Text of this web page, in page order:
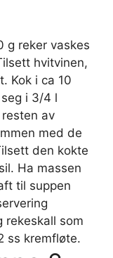
g reker vaskes
hvitvinen,
Kok i ca 10
i 3/4 l
av
med de
den kokte
Ha massen
til suppen
rekeskall som
ss kremfløte.